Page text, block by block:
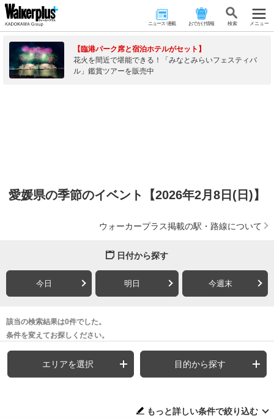
ニュース･連載 おでかけ情報 検 索 メニュー
【臨港パーク席と宿泊ホテルがセット】
花火を間近で堪能できる！「みなとみらいフェスティバ
ル」鑑賞ツアーを販売中
愛媛県の季節のイベント【2026年2月8日(日)】
ウォーカープラス掲載の駅・路線について
日付から探す
今日 明日 今週末
該当の検索結果は0件でした。
条件を変えてお探しください。
エリアを選択 目的から探す
もっと詳しい条件で絞り込む